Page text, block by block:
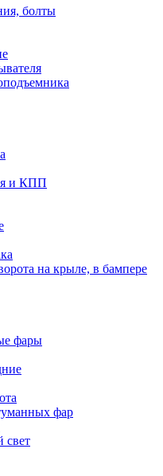
болты
и КПП
на крыле, в бампере
фары
фар
свет